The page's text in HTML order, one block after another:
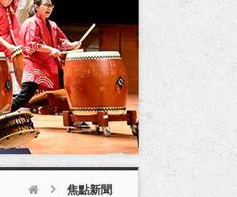
焦點新聞